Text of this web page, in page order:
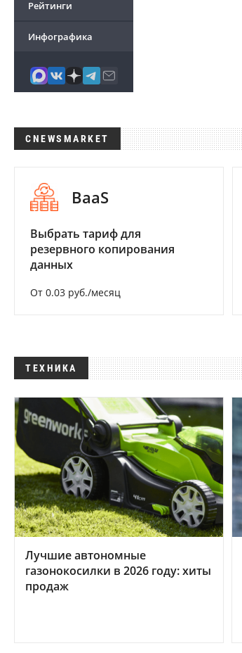
Рейтинги
Инфографика
CNEWSMARKET
BaaS
Выбрать тариф для
резервного копирования
данных
От 0.03 руб./месяц
ТЕХНИКА
Лучшие автономные
газонокосилки в 2026 году: хиты
продаж